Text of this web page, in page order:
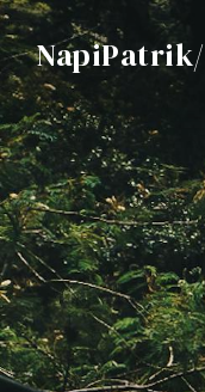
NapiPatrik/